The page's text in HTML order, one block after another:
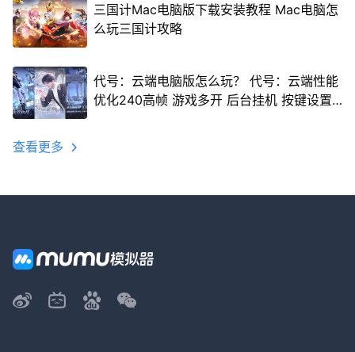
三国计Mac电脑版下载安装教程 Mac电脑怎
么玩三国计攻略
代号：云端电脑版怎么玩？ 代号：云端性能
优化240高帧 游戏多开 后台挂机 按键设置
查看更多